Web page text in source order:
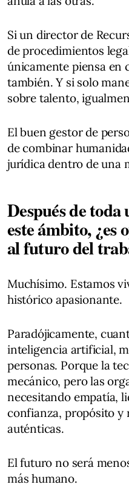
Si un director de
de procedimientos
únicamente piensa en
también. Y si solo
sobre talento,
El buen gestor de
de combinar
jurídica dentro de una
Después de
este ámbito, ¿es
al futuro del
Muchísimo. Estamos
histórico apasionante.
Paradójicamente,
inteligencia artificial,
personas. Porque la
mecánico, pero las
necesitando empatía,
confianza, propósito y
auténticas.
El futuro no será
más humano.